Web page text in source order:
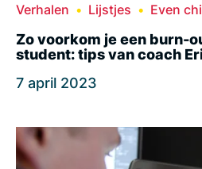
Verhalen Lijstjes Even
Zo voorkom je een burn-
student: tips van coach
7 april 2023